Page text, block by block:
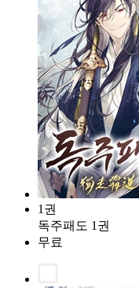
1권
독주패도 1권
무료